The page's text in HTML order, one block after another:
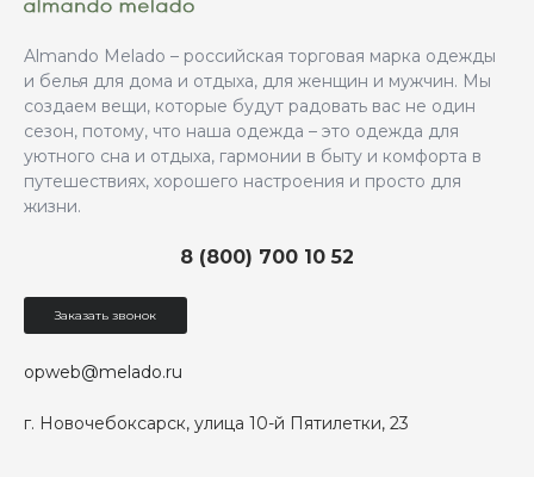
Almando Melado – российская торговая марка одежды
и белья для дома и отдыха, для женщин и мужчин. Мы
создаем вещи, которые будут радовать вас не один
сезон, потому, что наша одежда – это одежда для
уютного сна и отдыха, гармонии в быту и комфорта в
путешествиях, хорошего настроения и просто для
жизни.
г. Новочебоксарск, улица 10-й Пятилетки, 23
8 (800) 700 10 52
opweb@melado.ru
Заказать звонок